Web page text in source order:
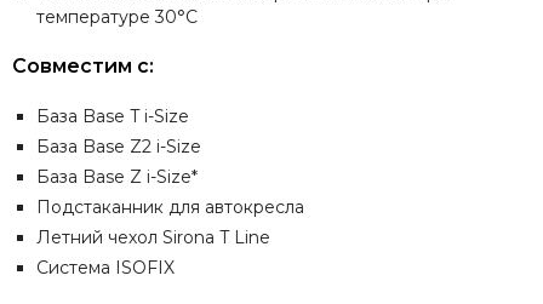
температуре 30°C
Совместим с:
База Base T i-Size
База Base Z2 i-Size
База Base Z i-Size*
Подстаканник для автокресла
Летний чехол Sirona T Line
Система ISOFIX